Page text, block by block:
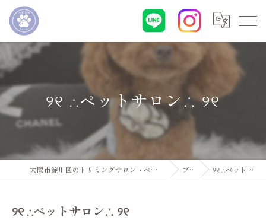
୨୧ ∴ペットサロン∴ ୨୧
大阪市淀川区のトリミングサロン・ペットサロンならDogsalon ARUN ブログ ୨୧ ∴ペットサロン∴ ୨୧
୨୧ ∴ペットサロン∴ ୨୧